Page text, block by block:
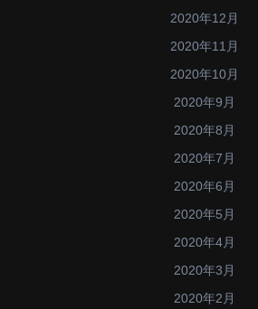
2020年12月
2020年11月
2020年10月
2020年9月
2020年8月
2020年7月
2020年6月
2020年5月
2020年4月
2020年3月
2020年2月